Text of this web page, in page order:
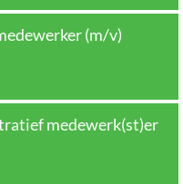
(m/v)
medewerk(st)er